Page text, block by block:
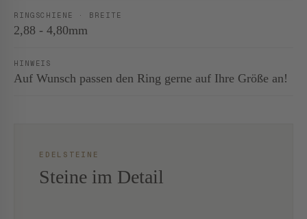
RINGSCHIENE · BREITE
2,88 - 4,80mm
HINWEIS
Auf Wunsch passen den Ring gerne auf Ihre Größe an!
EDELSTEINE
Steine im Detail